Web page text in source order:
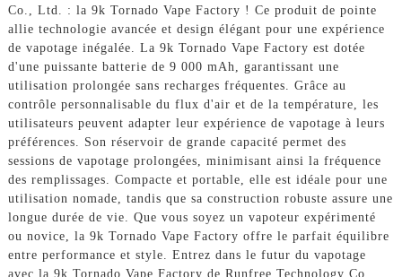
Co., Ltd. : la 9k Tornado Vape Factory ! Ce produit de pointe
allie technologie avancée et design élégant pour une expérience
de vapotage inégalée. La 9k Tornado Vape Factory est dotée
d'une puissante batterie de 9 000 mAh, garantissant une
utilisation prolongée sans recharges fréquentes. Grâce au
contrôle personnalisable du flux d'air et de la température, les
utilisateurs peuvent adapter leur expérience de vapotage à leurs
préférences. Son réservoir de grande capacité permet des
sessions de vapotage prolongées, minimisant ainsi la fréquence
des remplissages. Compacte et portable, elle est idéale pour une
utilisation nomade, tandis que sa construction robuste assure une
longue durée de vie. Que vous soyez un vapoteur expérimenté
ou novice, la 9k Tornado Vape Factory offre le parfait équilibre
entre performance et style. Entrez dans le futur du vapotage
avec la 9k Tornado Vape Factory de Runfree Technology Co.,